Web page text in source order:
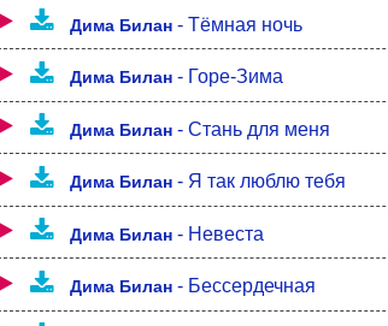
Дима Билан - Тёмная ночь
Дима Билан - Горе-Зима
Дима Билан - Стань для меня
Дима Билан - Я так люблю тебя
Дима Билан - Невеста
Дима Билан - Бессердечная